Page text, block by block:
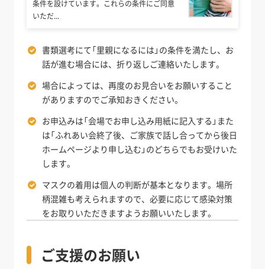
条件を設けています。これらの条件にご同意
いただ...
書類選考にて「里親になるには」の条件を満たし、お
話が進む場合には、折り返しご連絡いたします。
場合によっては、再度のお見合いをお願いすること
がありますのでご承知おきください。
お申込みは「会場でお申し込み用紙に記入する」また
は「ふれあい会終了後、ご家族で話し合ってから後日
ホームページより申し込む」のどちらでもお受けいた
します。
マスクの着用は個人の判断が基本となります。場所
柄混雑も考えられますので、必要に応じて感染対策
をお取りいただきますようお願いいたします。
ご支援のお願い